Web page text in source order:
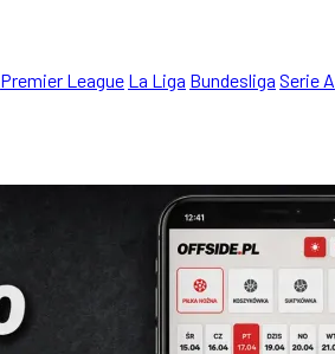
Premier League La Liga Bundesliga Serie A